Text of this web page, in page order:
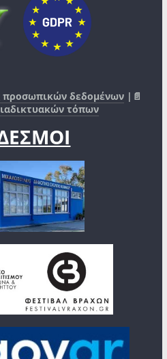
προσωπικών δεδομένων |📄
τόπων